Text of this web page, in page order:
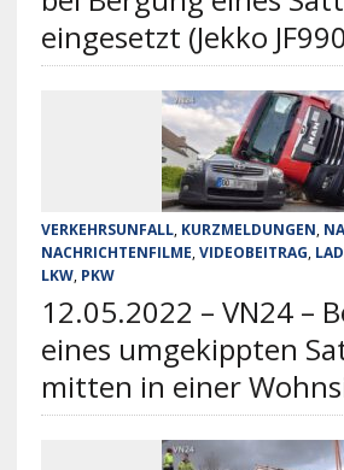
eingesetzt (Jekko
VERKEHRSUNFALL, KURZMELDUNGEN,
NACHRICHTENFILME,VIDEOBEITRAG,
LKW, PKW
12.05.2022 – VN24 –
eines umgekippten
mitten in einer